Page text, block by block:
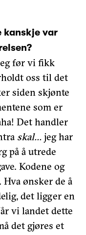
kanskje var
før vi fikk
oss til det
siden skjønte
som er
Det handler
skal… jeg har
på å utrede
Kodene og
ønsker de å
det ligger en
vi landet dette
det gjøres et